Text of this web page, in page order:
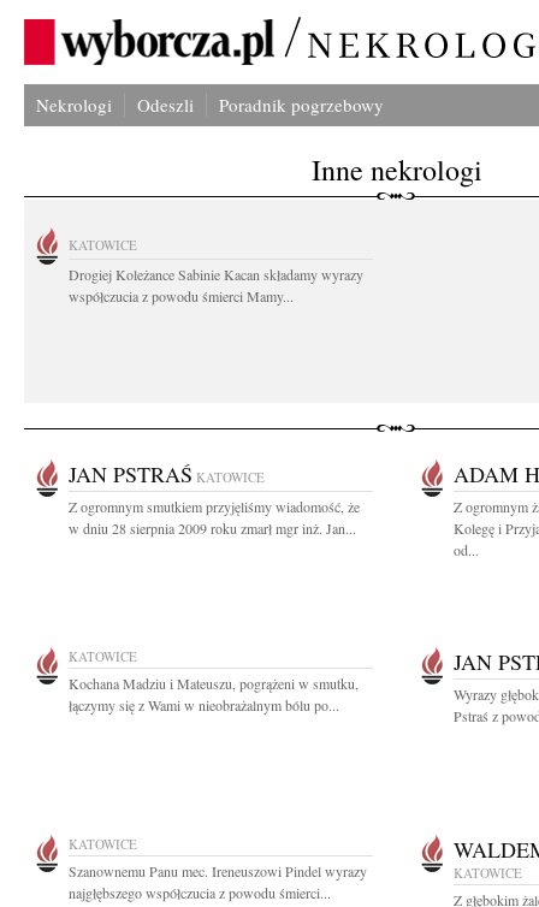
Nekrologi Odeszli Poradnik pogrzebowy
Inne nekrologi
KATOWICE
Drogiej Koleżance Sabinie Kacan składamy wyrazy
współczucia z powodu śmierci Mamy...
JAN PSTRAŚ KATOWICE
Z ogromnym smutkiem przyjęliśmy wiadomość, że
w dniu 28 sierpnia 2009 roku zmarł mgr inż. Jan...
ADAM
Z ogromnym
Kolegę i
od...
KATOWICE
Kochana Madziu i Mateuszu, pogrążeni w smutku,
łączymy się z Wami w nieobrażalnym bólu po...
JAN
Wyrazy
Pstraś z
KATOWICE
Szanownemu Panu mec. Ireneuszowi Pindel wyrazy
najgłębszego współczucia z powodu śmierci...
KATOWICE
Z głębokim